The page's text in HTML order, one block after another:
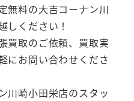
無料の大吉コーナン川
しください！
買取のご依頼、買取実
にお問い合わせくださ
川崎小田栄店のスタッ